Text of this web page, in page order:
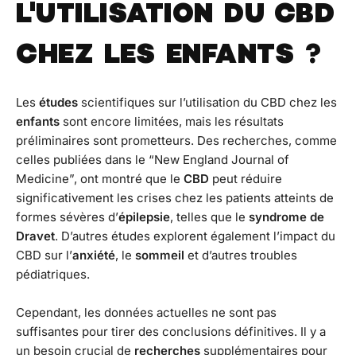
L'UTILISATION DU CBD
CHEZ LES ENFANTS ?
Les études scientifiques sur l’utilisation du CBD chez les
enfants sont encore limitées, mais les résultats
préliminaires sont prometteurs. Des recherches, comme
celles publiées dans le “New England Journal of
Medicine”, ont montré que le CBD peut réduire
significativement les crises chez les patients atteints de
formes sévères d’épilepsie, telles que le syndrome de
Dravet. D’autres études explorent également l’impact du
CBD sur l’anxiété, le sommeil et d’autres troubles
pédiatriques.
Cependant, les données actuelles ne sont pas
suffisantes pour tirer des conclusions définitives. Il y a
un besoin crucial de recherches supplémentaires pour